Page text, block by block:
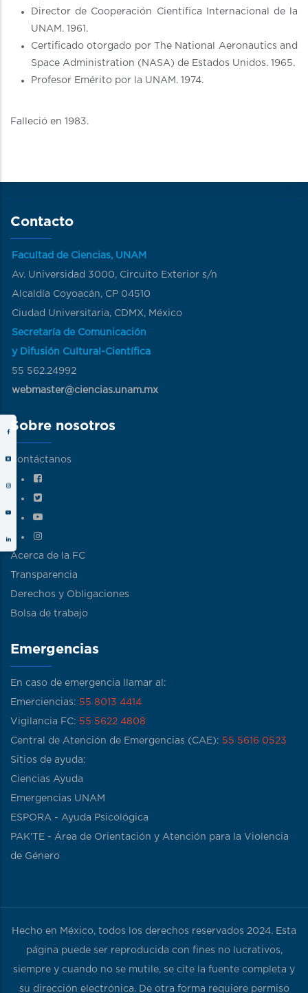
Director de Cooperación Científica Internacional de la
UNAM. 1961.
Certificado otorgado por The National Aeronautics and
Space Administration (NASA) de Estados Unidos. 1965.
Profesor Emérito por la UNAM. 1974.
Falleció en 1983.
Contacto
Facultad de Ciencias, UNAM
Av. Universidad 3000, Circuito Exterior s/n
Alcaldía Coyoacán, CP 04510
Ciudad Universitaria, CDMX, México
Secretaría de Comunicación
y Difusión Cultural-Científica
55 562.24992
webmaster@ciencias.unam.mx
Sobre nosotros
Contáctanos
Acerca de la FC
Transparencia
Derechos y Obligaciones
Bolsa de trabajo
Emergencias
En caso de emergencia llamar al:
Emerciencias: 55 8013 4414
Vigilancia FC: 55 5622 4808
Central de Atención de Emergencias (CAE): 55 5616 0523
Sitios de ayuda:
Ciencias Ayuda
Emergencias UNAM
ESPORA - Ayuda Psicológica
PAK'TE - Área de Orientación y Atención para la Violencia
de Género
Hecho en México, todos los derechos reservados 2024. Esta
página puede ser reproducida con fines no lucrativos,
siempre y cuando no se mutile, se cite la fuente completa y
su dirección electrónica. De otra forma requiere permiso